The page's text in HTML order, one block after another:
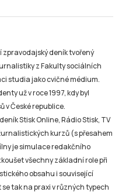
deník tvořený
z Fakulty sociálních
studia jako cvičné médium.
už v roce 1997, kdy byl
v České republice.
Stisk Online, Rádio Stisk, TV
kurzů (s přesahem
je simulace redakčního
všechny základní role při
obsahu i související
tak na praxi v různých typech